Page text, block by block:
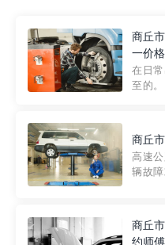
商丘
一价格
在日
至的
细解
准，
商丘
高速
辆故
路救
商丘
约师傅